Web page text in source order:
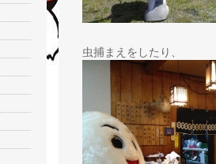
虫捕まえをしたり、